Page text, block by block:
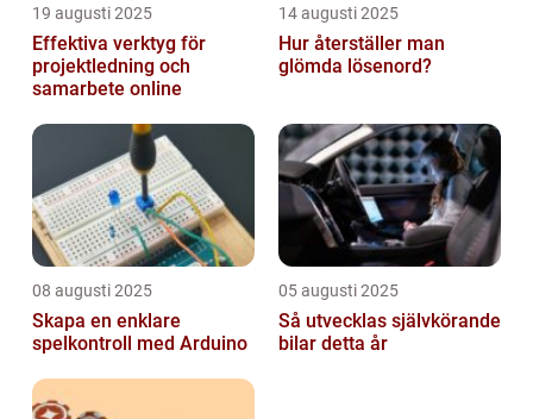
19 augusti 2025
Effektiva verktyg för
projektledning och
samarbete online
14 augusti 2025
Hur återställer man
glömda lösenord?
08 augusti 2025
Skapa en enklare
spelkontroll med Arduino
05 augusti 2025
Så utvecklas självkörande
bilar detta år